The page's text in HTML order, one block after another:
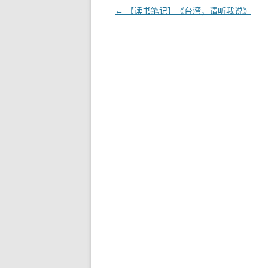
文
← 【读书笔记】《台湾，请听我说》